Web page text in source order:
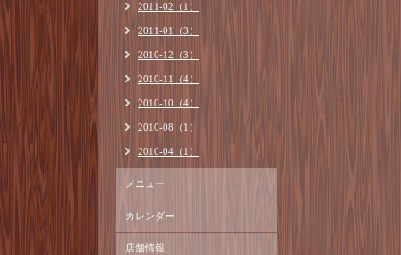
2011-02（1）
2011-01（3）
2010-12（3）
2010-11（4）
2010-10（4）
2010-08（1）
2010-04（1）
メニュー
カレンダー
店舗情報